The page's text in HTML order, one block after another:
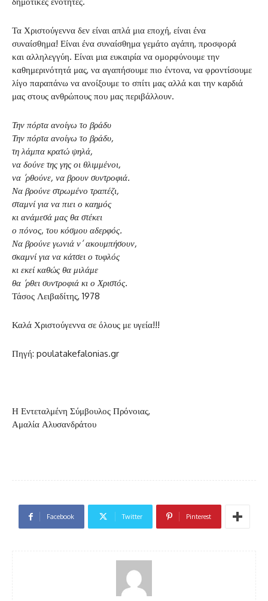
Τα Χριστούγεννα δεν είναι απλά μια εποχή, είναι ένα
συναίσθημα! Είναι ένα συναίσθημα γεμάτο αγάπη, προσφορά
και αλληλεγγύη. Είναι μια ευκαιρία να ομορφύνουμε την
καθημερινότητά μας, να αγαπήσουμε πιο έντονα, να φροντίσουμε
λίγο παραπάνω να ανοίξουμε το σπίτι μας αλλά και την καρδιά
μας στους ανθρώπους που μας περιβάλλουν.
Την πόρτα ανοίγω το βράδυ
Την πόρτα ανοίγω το βράδυ,
τη λάμπα κρατώ ψηλά,
να δούνε της γης οι θλιμμένοι,
να ’ρθούνε, να βρουν συντροφιά.
Να βρούνε στρωμένο τραπέζι,
σταμνί για να πιει ο καημός
κι ανάμεσά μας θα στέκει
ο πόνος, του κόσμου αδερφός.
Να βρούνε γωνιά ν’ ακουμπήσουν,
σκαμνί για να κάτσει ο τυφλός
κι εκεί καθώς θα μιλάμε
θα ‘ρθει συντροφιά κι ο Χριστός.
Τάσος Λειβαδίτης, 1978
Καλά Χριστούγεννα σε όλους με υγεία!!!
Πηγή: poulatakefalonias.gr
Η Εντεταλμένη Σύμβουλος Πρόνοιας,
Αμαλία Αλυσανδράτου
Facebook Twitter Pinterest